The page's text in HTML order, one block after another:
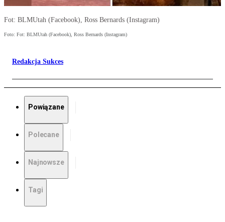
Fot: BLMUtah (Facebook), Ross Bernards (Instagram)
Foto: Fot: BLMUtah (Facebook), Ross Bernards (Instagram)
Redakcja Sukces
Powiązane
Polecane
Najnowsze
Tagi